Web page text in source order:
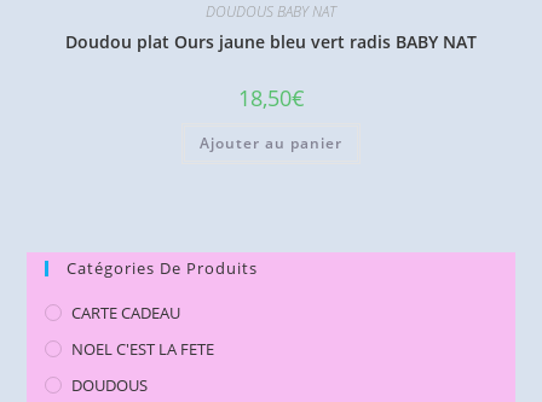
DOUDOUS BABY NAT
Doudou plat Ours jaune bleu vert radis BABY NAT
18,50€
Ajouter au panier
Catégories De Produits
CARTE CADEAU
NOEL C'EST LA FETE
DOUDOUS